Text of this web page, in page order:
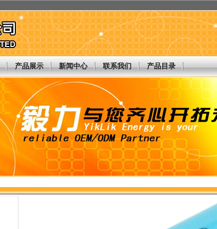
产品展示 新闻中心 联系我们 产品目录